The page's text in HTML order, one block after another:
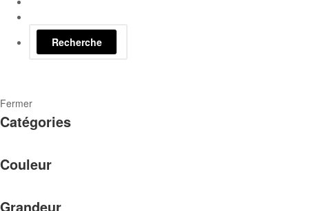
Recherche
Fermer
Catégories
Couleur
Grandeur